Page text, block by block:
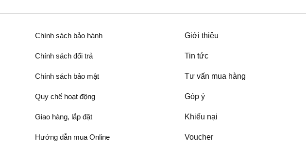
Chính sách bảo hành
Chính sách đổi trả
Chính sách bảo mật
Quy chế hoạt động
Giao hàng, lắp đặt
Hướng dẫn mua Online
Giới thiệu
Tin tức
Tư vấn mua hàng
Góp ý
Khiếu nại
Voucher